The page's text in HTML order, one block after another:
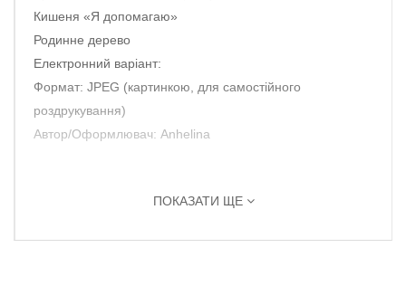
Кишеня «Я допомагаю»
Родинне дерево
Електронний варіант:
Формат: JPEG (картинкою, для самостійного
роздрукування)
Автор/Оформлювач: Anhelina
ПОКАЗАТИ ЩЕ